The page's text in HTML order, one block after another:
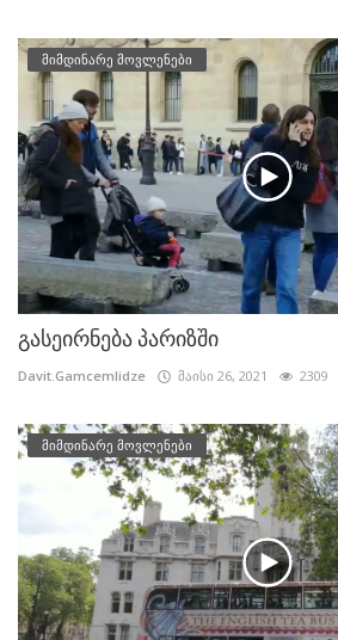
მიმდინარე მოვლენები
გასეირნება პარიზში
Davit.Gamcemlidze მაისი 26, 2021 2309
მიმდინარე მოვლენები